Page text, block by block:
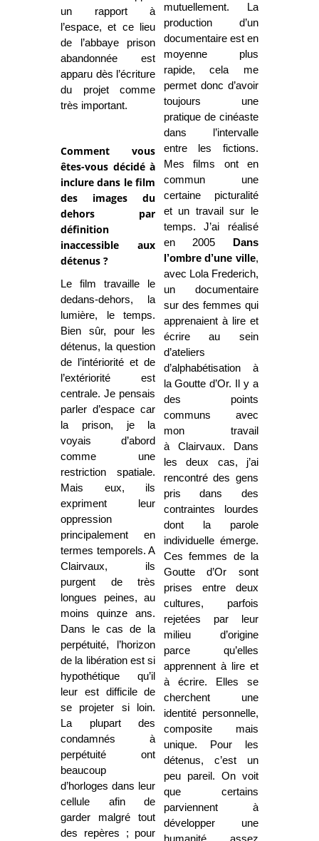
un rapport à
l’espace, et ce lieu
de l’abbaye prison
abandonnée est
apparu dès l’écriture
du projet comme
très important.
Comment vous
êtes-vous décidé à
inclure dans le film
des images du
dehors par
définition
inaccessible aux
détenus ?
Le film travaille le
dedans-dehors, la
lumière, le temps.
Bien sûr, pour les
détenus, la question
de l’intériorité et de
l’extériorité est
centrale. Je pensais
parler d’espace car
la prison, je la
voyais d’abord
comme une
restriction spatiale.
Mais eux, ils
expriment leur
oppression
principalement en
termes temporels. A
Clairvaux, ils
purgent de très
longues peines, au
moins quinze ans.
Dans le cas de la
perpétuité, l’horizon
de la libération est si
hypothétique qu’il
leur est difficile de
se projeter si loin.
La plupart des
condamnés à
perpétuité ont
beaucoup
d’horloges dans leur
cellule afin de
garder malgré tout
des repères ; pour
mutuellement. La
production d’un
documentaire est en
moyenne plus
rapide, cela me
permet donc d’avoir
toujours une
pratique de cinéaste
dans l’intervalle
entre les fictions.
Mes films ont en
commun une
certaine picturalité
et un travail sur le
temps. J’ai réalisé
en 2005
Dans
l’ombre d’une ville,
avec Lola Frederich,
un documentaire
sur des femmes qui
apprenaient à lire et
écrire au sein
d’ateliers
d’alphabétisation à
la Goutte d’Or. Il y a
des points
communs avec
mon travail
à Clairvaux. Dans
les deux cas, j’ai
rencontré des gens
pris dans des
contraintes lourdes
dont la parole
individuelle émerge.
Ces femmes de la
Goutte d’Or sont
prises entre deux
cultures, parfois
rejetées par leur
milieu d’origine
parce qu’elles
apprennent à lire et
à écrire. Elles se
cherchent une
identité personnelle,
composite mais
unique. Pour les
détenus, c’est un
peu pareil. On voit
que certains
parviennent à
développer une